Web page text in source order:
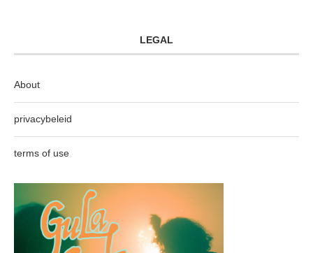
LEGAL
About
privacybeleid
terms of use